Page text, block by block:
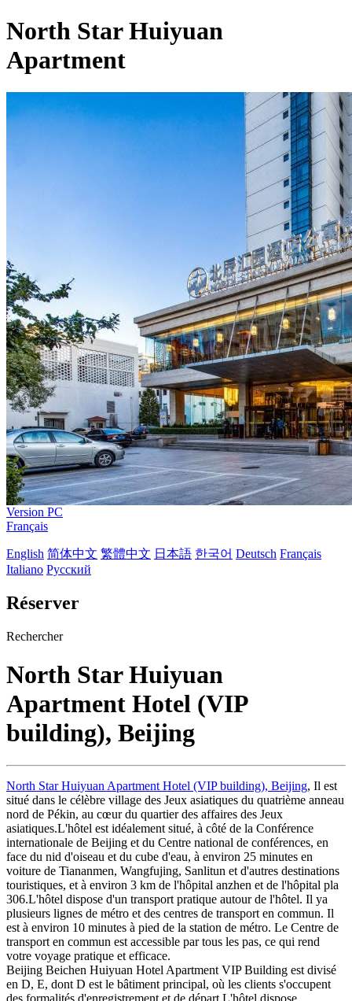
North Star Huiyuan
Apartment
Version PC
Français
English 简体中文 繁體中文 日本語 한국어 Deutsch Français
Italiano Русский
Réserver
Rechercher
North Star Huiyuan
Apartment Hotel (VIP
building), Beijing
North Star Huiyuan Apartment Hotel (VIP building), Beijing, Il est
situé dans le célèbre village des Jeux asiatiques du quatrième anneau
nord de Pékin, au cœur du quartier des affaires des Jeux
asiatiques.L'hôtel est idéalement situé, à côté de la Conférence
internationale de Beijing et du Centre national de conférences, en
face du nid d'oiseau et du cube d'eau, à environ 25 minutes en
voiture de Tiananmen, Wangfujing, Sanlitun et d'autres destinations
touristiques, et à environ 3 km de l'hôpital anzhen et de l'hôpital pla
306.L'hôtel dispose d'un transport pratique autour de l'hôtel. Il ya
plusieurs lignes de métro et des centres de transport en commun. Il
est à environ 10 minutes à pied de la station de métro. Le Centre de
transport en commun est accessible par tous les pas, ce qui rend
votre voyage pratique et efficace.
Beijing Beichen Huiyuan Hotel Apartment VIP Building est divisé
en D, E, dont D est le bâtiment principal, où les clients s'occupent
des formalités d'enregistrement et de départ.L'hôtel dispose